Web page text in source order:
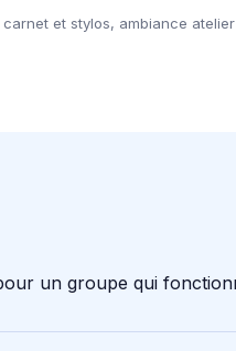
et stylos, ambiance
un groupe qui